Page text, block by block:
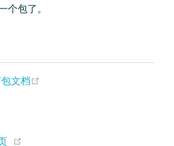
个包了。
文档